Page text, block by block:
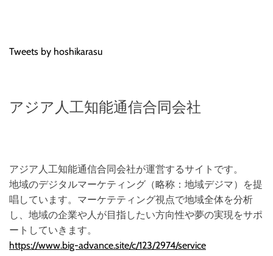
Tweets by hoshikarasu
アジア人工知能通信合同会社
アジア人工知能通信合同会社が運営するサイトです。
地域のデジタルマーケティング（略称：地域デジマ）を提
唱しています。マーケテティング視点で地域全体を分析
し、地域の企業や人が目指したい方向性や夢の実現をサポ
ートしていきます。
https://www.big-advance.site/c/123/2974/service